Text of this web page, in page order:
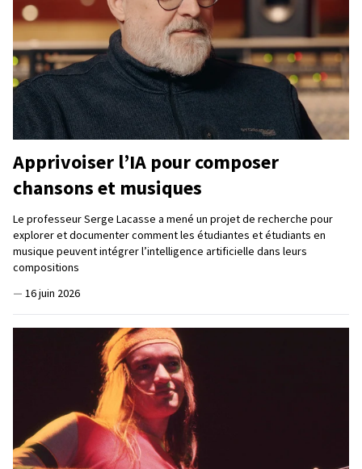
Apprivoiser l’IA pour composer
chansons et musiques
Le professeur Serge Lacasse a mené un projet de recherche pour
explorer et documenter comment les étudiantes et étudiants en
musique peuvent intégrer l’intelligence artificielle dans leurs
compositions
— 16 juin 2026